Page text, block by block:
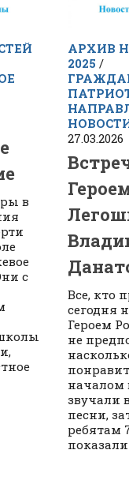
в
с
АРХИВ
2025 /
27.03.2026
Все, кто
сегодня
Героем
не
началом
звучали
песни,
ребятам